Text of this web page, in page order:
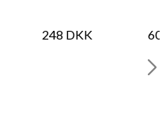
248 DKK